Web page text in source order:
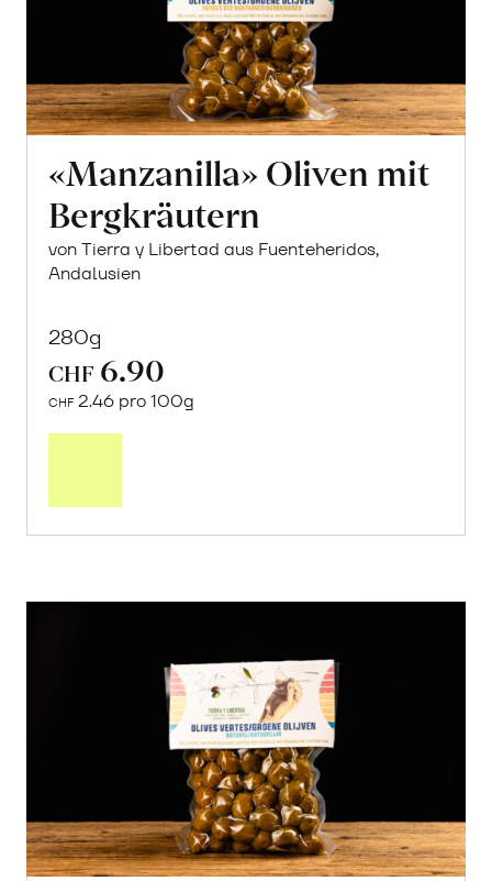
«Manzanilla» Oliven mit
Bergkräutern
von Tierra y Libertad aus Fuenteheridos,
Andalusien
280g
CHF 6.90
CHF 2.46 pro 100g